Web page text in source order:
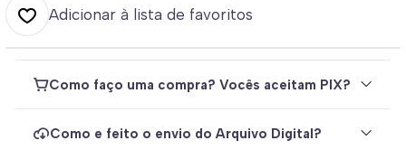
Adicionar à lista de favoritos
Como faço uma compra? Vocês aceitam PIX?
Como e feito o envio do Arquivo Digital?